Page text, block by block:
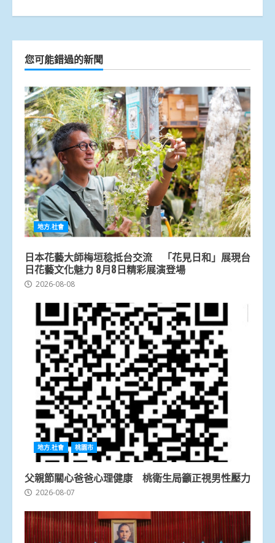
您可能錯過的新聞
地方.社會
日本花藝大師梅垣稔抵台交流 「花見日和」展現台
日花藝文化魅力 8月8日精彩展演登場
2026-08-08
地方.社會 桃園市
父親節關心爸爸心理健康 桃衛生局籲正視男性壓力
2026-08-07